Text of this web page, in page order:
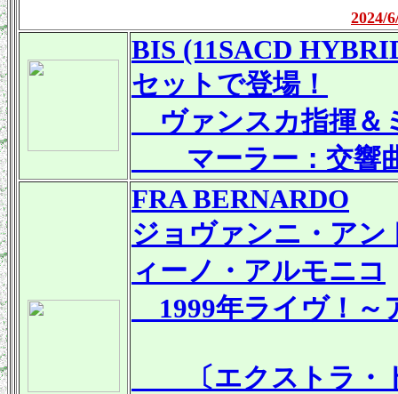
2024/
BIS (11SACD
セットで登場！
ヴァンスカ指揮＆
マーラー：交響
FRA BERNARDO
ジョヴァンニ・ア
ィーノ・アルモニコ
1999年ライヴ！～
〔エクストラ・ト